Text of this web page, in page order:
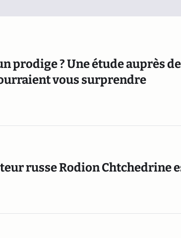
prodige ? Une étude auprès
vous surprendre
russe Rodion Chtchedrine